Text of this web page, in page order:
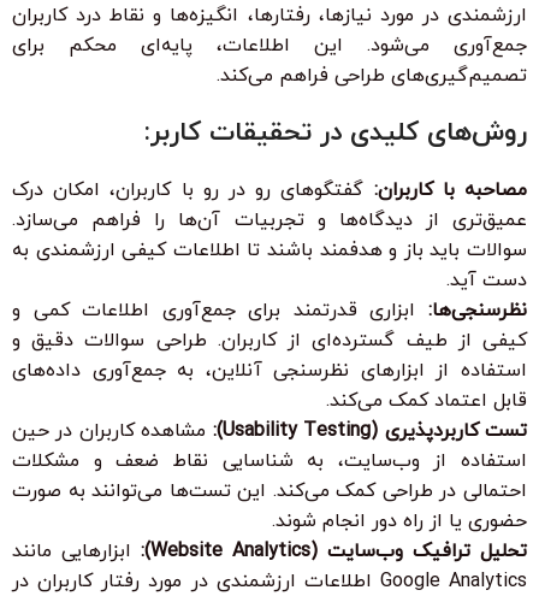
ارزشمندی در مورد نیازها، رفتارها، انگیزه‌ها و نقاط درد کاربران
جمع‌آوری می‌شود. این اطلاعات، پایه‌ای محکم برای
تصمیم‌گیری‌های طراحی فراهم می‌کند.
روش‌های کلیدی در تحقیقات کاربر:
مصاحبه با کاربران: گفتگوهای رو در رو با کاربران، امکان درک
عمیق‌تری از دیدگاه‌ها و تجربیات آن‌ها را فراهم می‌سازد.
سوالات باید باز و هدفمند باشند تا اطلاعات کیفی ارزشمندی به
دست آید.
نظرسنجی‌ها: ابزاری قدرتمند برای جمع‌آوری اطلاعات کمی و
کیفی از طیف گسترده‌ای از کاربران. طراحی سوالات دقیق و
استفاده از ابزارهای نظرسنجی آنلاین، به جمع‌آوری داده‌های
قابل اعتماد کمک می‌کند.
تست کاربردپذیری (Usability Testing):
مشاهده کاربران در حین
استفاده از وب‌سایت، به شناسایی نقاط ضعف و مشکلات
احتمالی در طراحی کمک می‌کند. این تست‌ها می‌توانند به صورت
حضوری یا از راه دور انجام شوند.
تحلیل ترافیک وب‌سایت (Website Analytics):
ابزارهایی مانند
Google Analytics اطلاعات ارزشمندی در مورد رفتار کاربران در